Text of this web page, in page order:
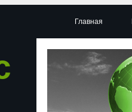
Главная